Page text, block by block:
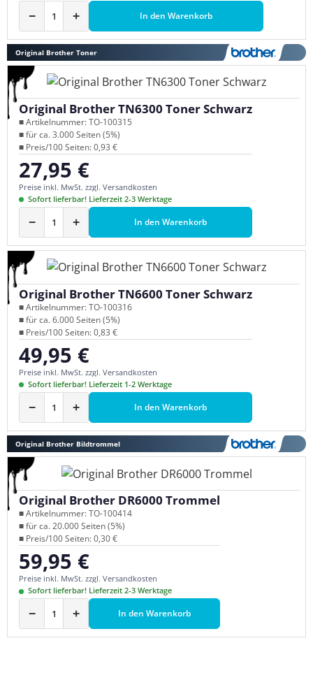
− + In den Warenkorb
Original Brother Toner
Original Brother TN6300 Toner Schwarz
■ Artikelnummer: TO-100315
■ für ca. 3.000 Seiten (5%)
■ Preis/100 Seiten: 0,93 €
Regulärer Preis:
27,95 €
Preise inkl. MwSt. zzgl. Versandkosten
Sofort lieferbar! Lieferzeit 2-3 Werktage
− + In den Warenkorb
Original Brother TN6600 Toner Schwarz
■ Artikelnummer: TO-100316
■ für ca. 6.000 Seiten (5%)
■ Preis/100 Seiten: 0,83 €
Regulärer Preis:
49,95 €
Preise inkl. MwSt. zzgl. Versandkosten
Sofort lieferbar! Lieferzeit 1-2 Werktage
− + In den Warenkorb
Original Brother Bildtrommel
Original Brother DR6000 Trommel
■ Artikelnummer: TO-100414
■ für ca. 20.000 Seiten (5%)
■ Preis/100 Seiten: 0,30 €
Regulärer Preis:
59,95 €
Preise inkl. MwSt. zzgl. Versandkosten
Sofort lieferbar! Lieferzeit 2-3 Werktage
− + In den Warenkorb